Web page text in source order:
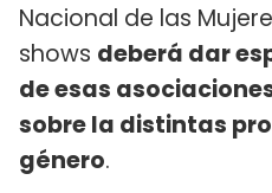
Nacional de las
shows deberá dar
de esas
sobre la distintas
género.